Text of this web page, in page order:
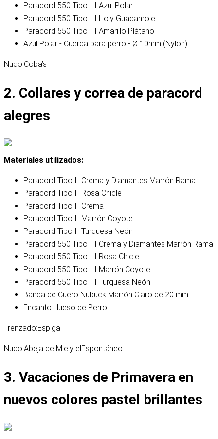
Paracord 550 Tipo III Azul Polar
Paracord 550 Tipo III Holy Guacamole
Paracord 550 Tipo III Amarillo Plátano
Azul Polar - Cuerda para perro - Ø 10mm (Nylon)
Nudo:Coba’s
2. Collares y correa de paracord
alegres
Materiales utilizados:
Paracord Tipo II Crema y Diamantes Marrón Rama
Paracord Tipo II Rosa Chicle
Paracord Tipo II Crema
Paracord Tipo II Marrón Coyote
Paracord Tipo II Turquesa Neón
Paracord 550 Tipo III Crema y Diamantes Marrón Rama
Paracord 550 Tipo III Rosa Chicle
Paracord 550 Tipo III Marrón Coyote
Paracord 550 Tipo III Turquesa Neón
Banda de Cuero Nubuck Marrón Claro de 20 mm
Encanto Hueso de Perro
Trenzado:Espiga
Nudo:Abeja de Miely elEspontáneo
3. Vacaciones de Primavera en
nuevos colores pastel brillantes